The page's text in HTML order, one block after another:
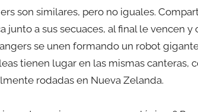
son similares, pero no iguales.
junto a sus secuaces, al final le vencen y
se unen formando un robot
tienen lugar en las mismas canteras,
rodadas en Nueva Zelanda.